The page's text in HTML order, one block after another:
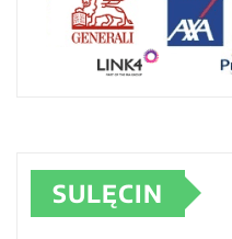
SULĘCIN